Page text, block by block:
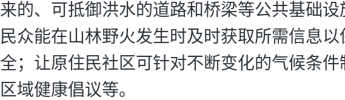
来的、可抵御洪水的道路和桥梁等公共基础设
民众能在山林野火发生时及时获取所需信息以
全；让原住民社区可针对不断变化的气候条件
区域健康倡议等。